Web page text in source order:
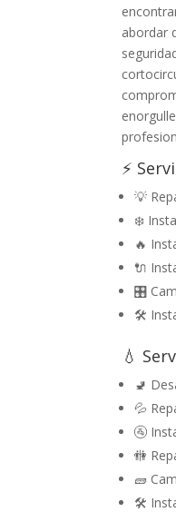
abordar
⚡
💡
❄️
🔥
🔌
🎛️
🛠️
💧
🚽
💦
🚰
🚻
🧱
🛠️